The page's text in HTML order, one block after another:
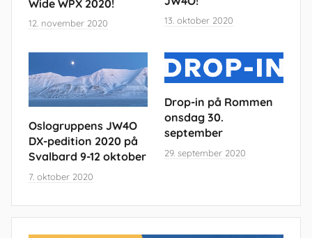
Wide WPX 2020!
12. november 2020 13. oktober 2020
Oslogruppens JW4O
DX-pedition 2020 på
Svalbard 9-12 oktober
7. oktober 2020
Drop-in på Rommen
onsdag 30.
september
29. september 2020